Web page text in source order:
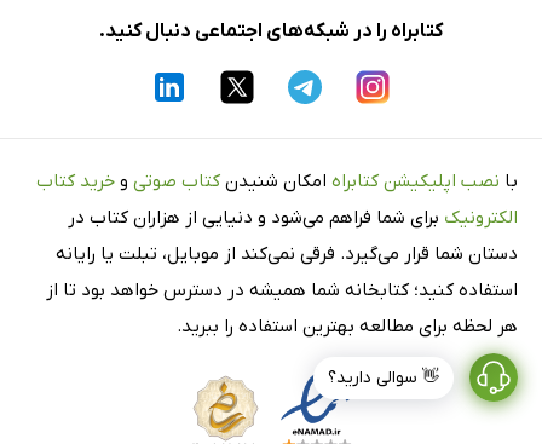
👋 سوالی دارید؟
کتابراه را در شبکه‌های اجتماعی دنبال کنید.
با نصب اپلیکیشن کتابراه امکان شنیدن کتاب صوتی و خرید کتاب
الکترونیک برای شما فراهم می‌شود و دنیایی از هزاران کتاب در
دستان شما قرار می‌گیرد. فرقی نمی‌کند از موبایل، تبلت یا رایانه
استفاده کنید؛ کتابخانه شما همیشه در دسترس خواهد بود تا از
هر لحظه برای مطالعه بهترین استفاده را ببرید.